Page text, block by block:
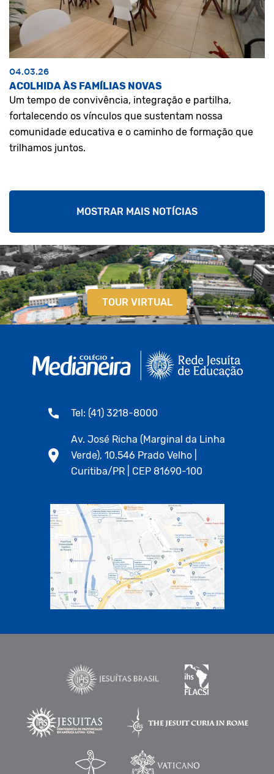
04.03.26
ACOLHIDA ÀS FAMÍLIAS NOVAS
Um tempo de convivência, integração e partilha,
fortalecendo os vínculos que sustentam nossa
comunidade educativa e o caminho de formação que
trilhamos juntos.
MOSTRAR MAIS NOTÍCIAS
TOUR VIRTUAL
Tel: (41) 3218-8000
Av. José Richa (Marginal da Linha
Verde), 10.546 Prado Velho |
Curitiba/PR | CEP 81690-100